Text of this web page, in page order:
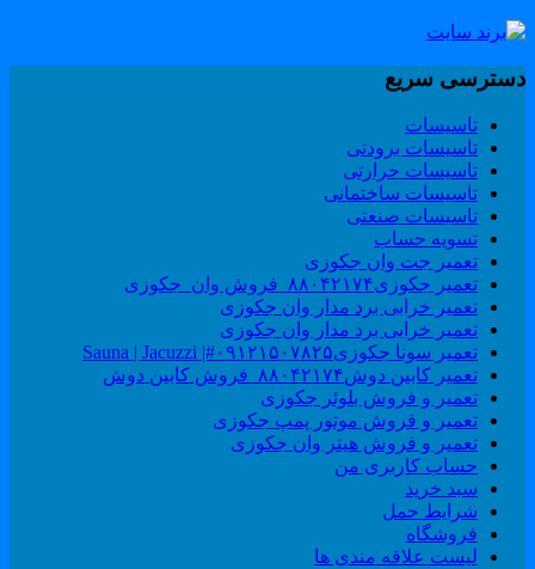
سریع
تاسیسات
تاسیسات برودتی
تاسیسات حرارتی
تاسیسات ساختمانی
تاسیسات صنعتی
تسویه حساب
تعمیر جت وان جکوزی
تعمیر جکوزی۸۸۰۴۲۱۷۴_فروش وان_جکوزی
تعمیر خرابی برد مدار وان جکوزی
تعمیر خرابی برد مدار وان جکوزی
تعمیر سونا جکوزی۰۹۱۲۱۵۰۷۸۲۵#| Sauna | Jacuzzi
تعمیر کابین دوش۸۸۰۴۲۱۷۴_فروش کابین دوش
تعمیر و فروش بلوئر جکوزی
تعمیر و فروش موتور پمپ جکوزی
تعمیر و فروش هیتر وان جکوزی
حساب کاربری من
سبد خرید
شرایط حمل
فروشگاه
لیست علاقه مندی ها